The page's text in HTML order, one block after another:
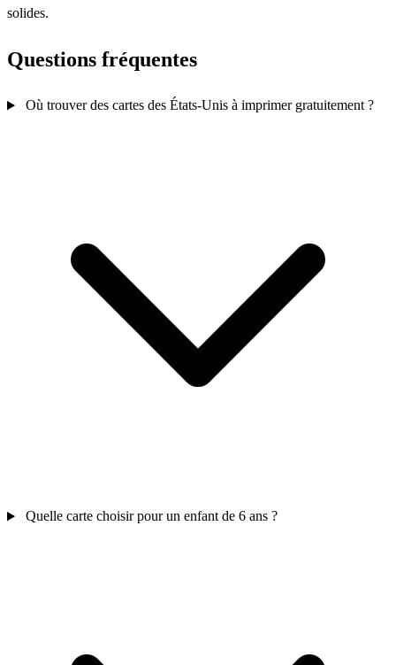
solides.
Questions fréquentes
Où trouver des cartes des États-Unis à imprimer gratuitement ?
Quelle carte choisir pour un enfant de 6 ans ?